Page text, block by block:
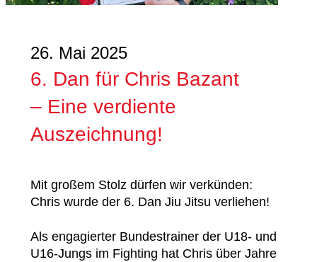
26. Mai 2025
6. Dan für Chris Bazant
– Eine verdiente
Auszeichnung!
Mit großem Stolz dürfen wir verkünden:
Chris wurde der 6. Dan Jiu Jitsu verliehen!
Als engagierter Bundestrainer der U18- und
U16-Jungs im Fighting hat Chris über Jahre